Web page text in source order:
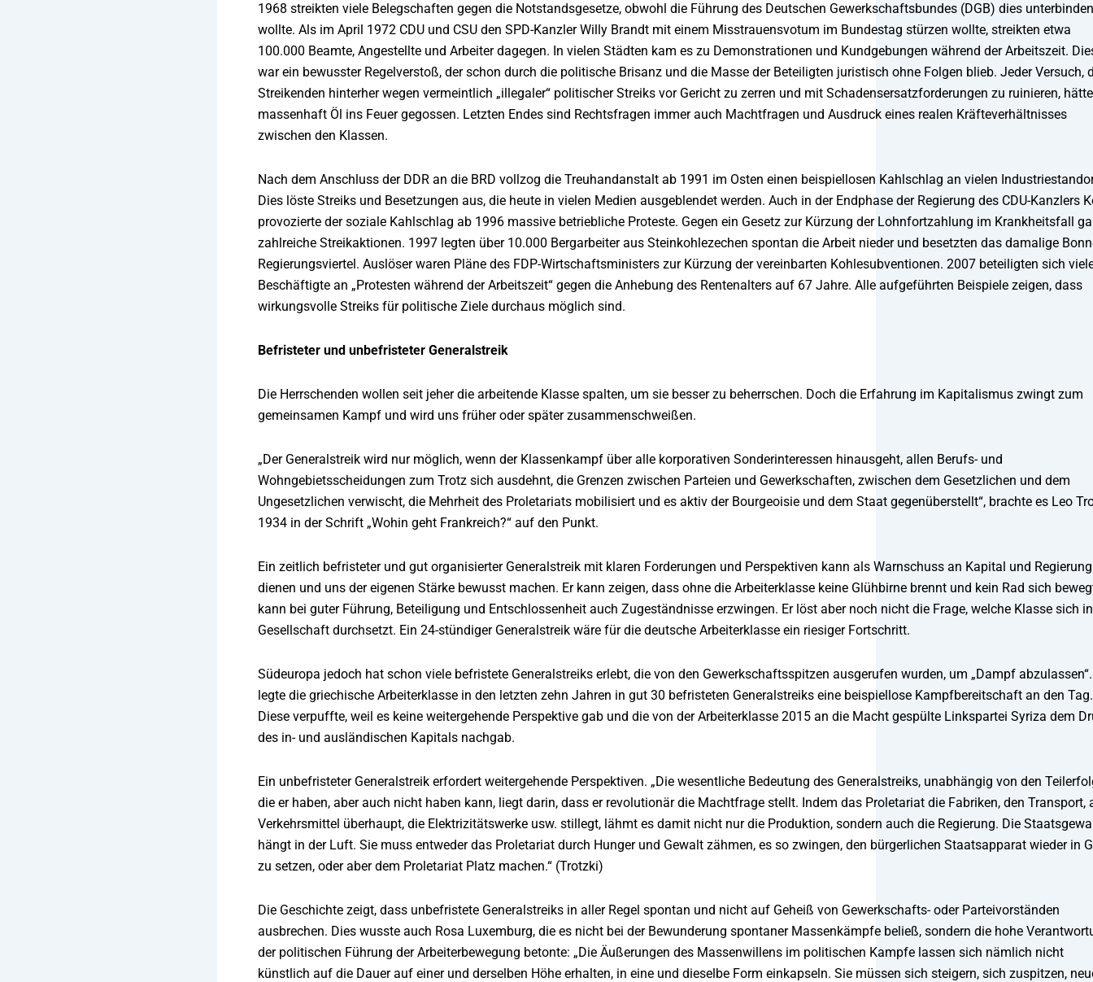
1968 streikten viele Belegschaften gegen die Notstandsgesetze, obwohl die Führung des Deutschen Gewerkschaftsbundes (DGB) dies unterbinden
wollte. Als im April 1972 CDU und CSU den SPD-Kanzler Willy Brandt mit einem Misstrauensvotum im Bundestag stürzen wollte, streikten etwa
100.000 Beamte, Angestellte und Arbeiter dagegen. In vielen Städten kam es zu Demonstrationen und Kundgebungen während der Arbeitszeit.
war ein bewusster Regelverstoß, der schon durch die politische Brisanz und die Masse der Beteiligten juristisch ohne Folgen blieb. Jeder Versuch,
Streikenden hinterher wegen vermeintlich „illegaler“ politischer Streiks vor Gericht zu zerren und mit Schadensersatzforderungen zu ruinieren, hätte
massenhaft Öl ins Feuer gegossen. Letzten Endes sind Rechtsfragen immer auch Machtfragen und Ausdruck eines realen Kräfteverhältnisses
zwischen den Klassen.
Nach dem Anschluss der DDR an die BRD vollzog die Treuhandanstalt ab 1991 im Osten einen beispiellosen Kahlschlag an vielen
Dies löste Streiks und Besetzungen aus, die heute in vielen Medien ausgeblendet werden. Auch in der Endphase der Regierung des CDU-Kanzlers
provozierte der soziale Kahlschlag ab 1996 massive betriebliche Proteste. Gegen ein Gesetz zur Kürzung der Lohnfortzahlung im Krankheitsfall
zahlreiche Streikaktionen. 1997 legten über 10.000 Bergarbeiter aus Steinkohlezechen spontan die Arbeit nieder und besetzten das damalige
Regierungsviertel. Auslöser waren Pläne des FDP-Wirtschaftsministers zur Kürzung der vereinbarten Kohlesubventionen. 2007 beteiligten sich
Beschäftigte an „Protesten während der Arbeitszeit“ gegen die Anhebung des Rentenalters auf 67 Jahre. Alle aufgeführten Beispiele zeigen, dass
wirkungsvolle Streiks für politische Ziele durchaus möglich sind.
Befristeter und unbefristeter Generalstreik
Die Herrschenden wollen seit jeher die arbeitende Klasse spalten, um sie besser zu beherrschen. Doch die Erfahrung im Kapitalismus zwingt zum
gemeinsamen Kampf und wird uns früher oder später zusammenschweißen.
„Der Generalstreik wird nur möglich, wenn der Klassenkampf über alle korporativen Sonderinteressen hinausgeht, allen Berufs- und
Wohngebietsscheidungen zum Trotz sich ausdehnt, die Grenzen zwischen Parteien und Gewerkschaften, zwischen dem Gesetzlichen und dem
Ungesetzlichen verwischt, die Mehrheit des Proletariats mobilisiert und es aktiv der Bourgeoisie und dem Staat gegenüberstellt“, brachte es Leo
1934 in der Schrift „Wohin geht Frankreich?“ auf den Punkt.
Ein zeitlich befristeter und gut organisierter Generalstreik mit klaren Forderungen und Perspektiven kann als Warnschuss an Kapital und Regierung
dienen und uns der eigenen Stärke bewusst machen. Er kann zeigen, dass ohne die Arbeiterklasse keine Glühbirne brennt und kein Rad sich
kann bei guter Führung, Beteiligung und Entschlossenheit auch Zugeständnisse erzwingen. Er löst aber noch nicht die Frage, welche Klasse sich
Gesellschaft durchsetzt. Ein 24-stündiger Generalstreik wäre für die deutsche Arbeiterklasse ein riesiger Fortschritt.
Südeuropa jedoch hat schon viele befristete Generalstreiks erlebt, die von den Gewerkschaftsspitzen ausgerufen wurden, um „Dampf
legte die griechische Arbeiterklasse in den letzten zehn Jahren in gut 30 befristeten Generalstreiks eine beispiellose Kampfbereitschaft an den Tag.
Diese verpuffte, weil es keine weitergehende Perspektive gab und die von der Arbeiterklasse 2015 an die Macht gespülte Linkspartei Syriza dem
des in- und ausländischen Kapitals nachgab.
Ein unbefristeter Generalstreik erfordert weitergehende Perspektiven. „Die wesentliche Bedeutung des Generalstreiks, unabhängig von den
die er haben, aber auch nicht haben kann, liegt darin, dass er revolutionär die Machtfrage stellt. Indem das Proletariat die Fabriken, den Transport,
Verkehrsmittel überhaupt, die Elektrizitätswerke usw. stillegt, lähmt es damit nicht nur die Produktion, sondern auch die Regierung. Die
hängt in der Luft. Sie muss entweder das Proletariat durch Hunger und Gewalt zähmen, es so zwingen, den bürgerlichen Staatsapparat wieder in
zu setzen, oder aber dem Proletariat Platz machen.“ (Trotzki)
Die Geschichte zeigt, dass unbefristete Generalstreiks in aller Regel spontan und nicht auf Geheiß von Gewerkschafts- oder Parteivorständen
ausbrechen. Dies wusste auch Rosa Luxemburg, die es nicht bei der Bewunderung spontaner Massenkämpfe beließ, sondern die hohe
der politischen Führung der Arbeiterbewegung betonte: „Die Äußerungen des Massenwillens im politischen Kampfe lassen sich nämlich nicht
künstlich auf die Dauer auf einer und derselben Höhe erhalten, in eine und dieselbe Form einkapseln. Sie müssen sich steigern, sich zuspitzen,